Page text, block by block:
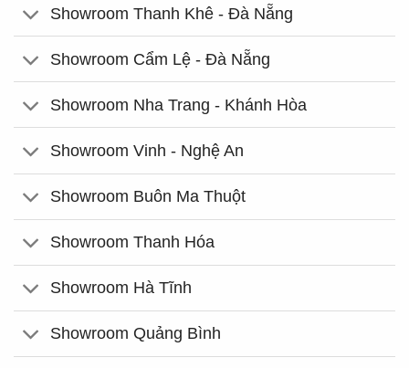
Showroom Thanh Khê - Đà Nẵng
Showroom Cẩm Lệ - Đà Nẵng
Showroom Nha Trang - Khánh Hòa
Showroom Vinh - Nghệ An
Showroom Buôn Ma Thuột
Showroom Thanh Hóa
Showroom Hà Tĩnh
Showroom Quảng Bình